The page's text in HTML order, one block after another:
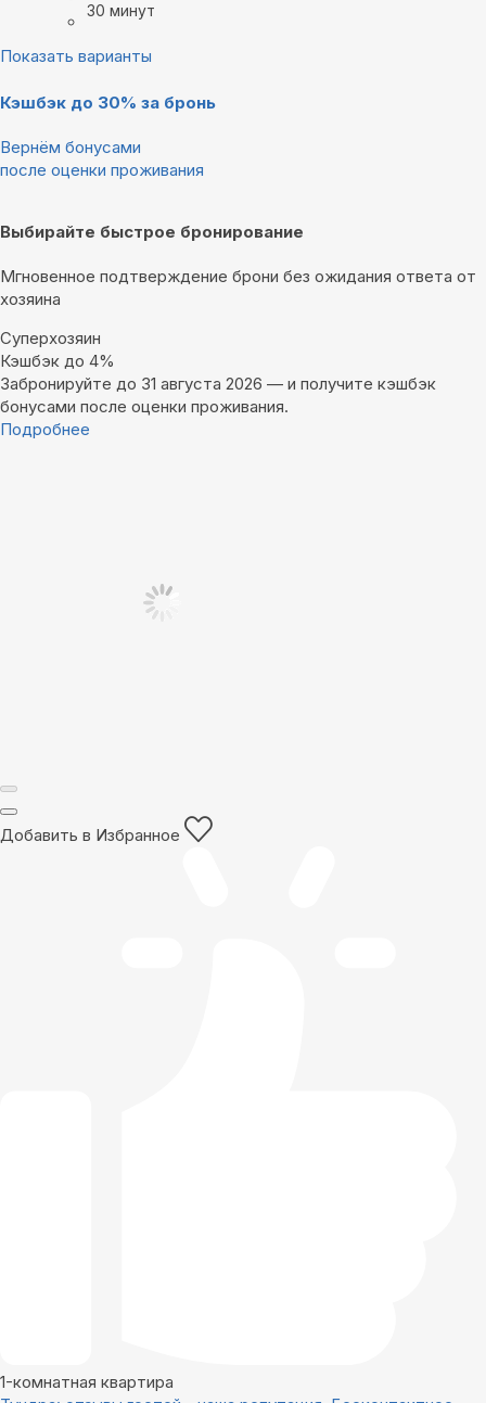
30 минут
Показать варианты
Кэшбэк до 30% за бронь
Вернём бонусами
после оценки проживания
Выбирайте быстрое бронирование
Мгновенное подтверждение брони без ожидания ответа от
хозяина
Суперхозяин
Кэшбэк до 4%
Забронируйте до 31 августа 2026 — и получите кэшбэк
бонусами после оценки проживания.
Подробнее
Добавить в Избранное
1-комнатная квартира